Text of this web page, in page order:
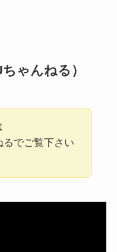
ゃんねる）
るでご覧下さい